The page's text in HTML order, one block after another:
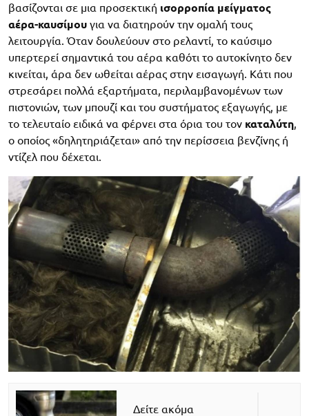
βασίζονται σε μια προσεκτική ισορροπία μείγματος
αέρα-καυσίμου για να διατηρούν την ομαλή τους
λειτουργία. Όταν δουλεύουν στο ρελαντί, το καύσιμο
υπερτερεί σημαντικά του αέρα καθότι το αυτοκίνητο δεν
κινείται, άρα δεν ωθείται αέρας στην εισαγωγή. Κάτι που
στρεσάρει πολλά εξαρτήματα, περιλαμβανομένων των
πιστονιών, των μπουζί και του συστήματος εξαγωγής, με
το τελευταίο ειδικά να φέρνει στα όρια του τον καταλύτη,
ο οποίος «δηλητηριάζεται» από την περίσσεια βενζίνης ή
ντίζελ που δέχεται.
Δείτε ακόμα